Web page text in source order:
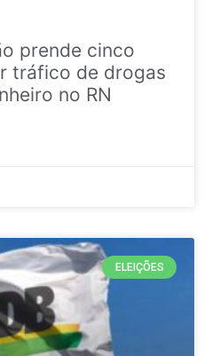
prende cinco
tráfico de drogas
no RN
ELEIÇÕES